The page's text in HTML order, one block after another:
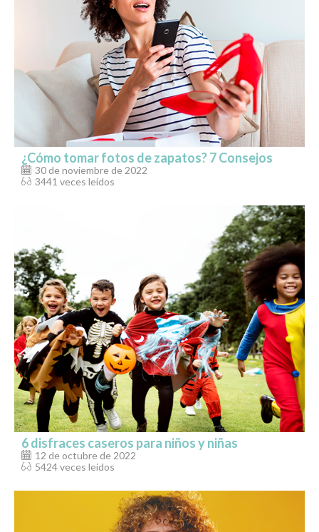
¿Cómo tomar fotos de zapatos? 7 Consejos
30 de noviembre de 2022
3441 veces leídos
6 disfraces caseros para niños y niñas
12 de octubre de 2022
5424 veces leídos